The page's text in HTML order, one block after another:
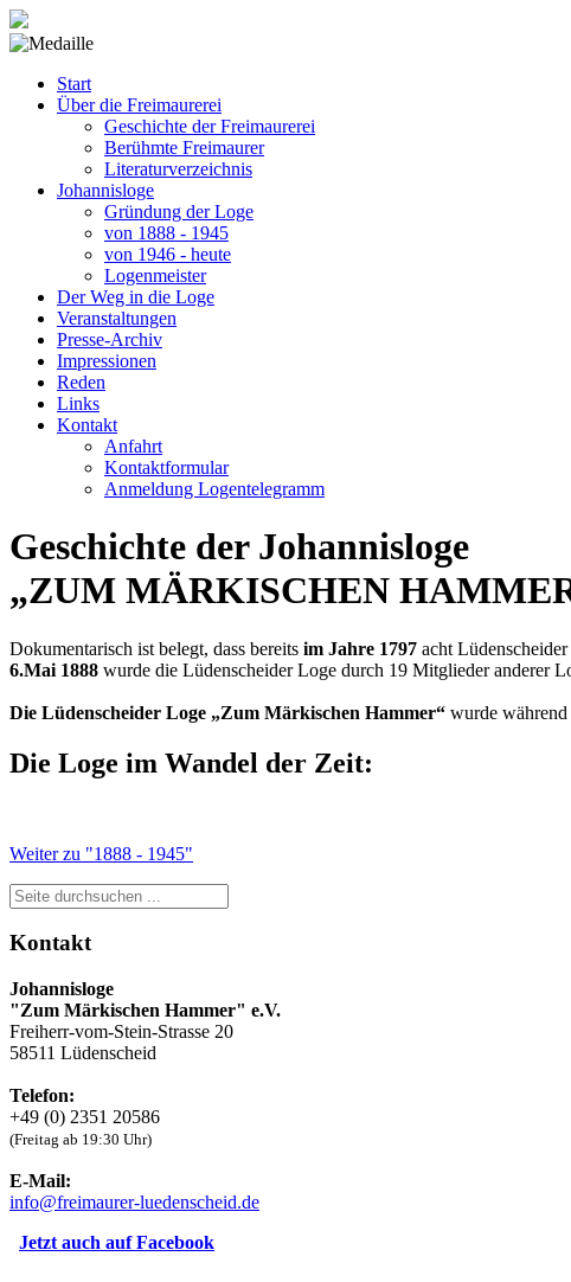
Start
Über die Freimaurerei
Geschichte der Freimaurerei
Berühmte Freimaurer
Literaturverzeichnis
Johannisloge
Gründung der Loge
von 1888 - 1945
von 1946 - heute
Logenmeister
Der Weg in die Loge
Veranstaltungen
Presse-Archiv
Impressionen
Reden
Links
Kontakt
Anfahrt
Kontaktformular
Anmeldung Logentelegramm
Geschichte der Johannisloge
„ZUM MÄRKISCHEN
Dokumentarisch ist belegt, dass bereits im Jahre 1797 acht
6.Mai 1888 wurde die Lüdenscheider Loge durch 19 Mitglieder anderer
Die Lüdenscheider Loge „Zum Märkischen Hammer“ wurde während
Die Loge im Wandel der Zeit:
Weiter zu "1888 - 1945"
Kontakt
Johannisloge
"Zum Märkischen Hammer" e.V.
Freiherr-vom-Stein-Strasse 20
58511 Lüdenscheid
Telefon:
+49 (0) 2351 20586
(Freitag ab 19:30 Uhr)
E-Mail:
info@freimaurer-luedenscheid.de
Jetzt auch auf Facebook